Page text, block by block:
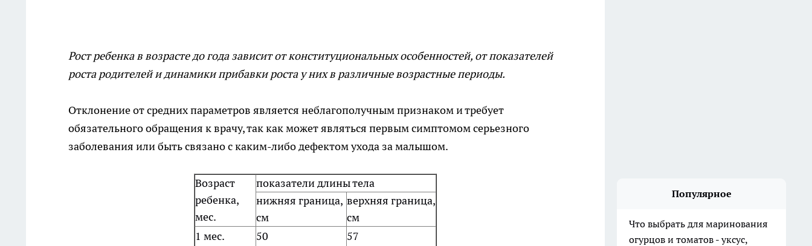
Рост ребенка в возрасте до года зависит от конституциональных особенностей, от показателей
роста родителей и динамики прибавки роста у них в различные возрастные периоды.
Отклонение от средних параметров является неблагополучным признаком и требует
обязательного обращения к врачу, так как может являться первым симптомом серьезного
заболевания или быть связано с каким-либо дефектом ухода за малышом.
Возраст
ребенка,
мес.
показателидлины тела
нижняя граница,
см
верхняя граница,
см
1 мес.
50
57
Популярное
Что выбрать для маринования
огурцов и томатов - уксус,